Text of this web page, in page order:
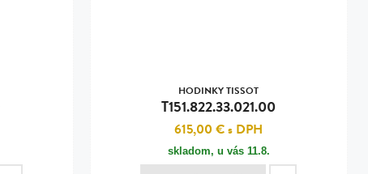
HODINKY TISSOT
T151.822.33.021.00
615,00 €s DPH
skladom, u vás 11.8.